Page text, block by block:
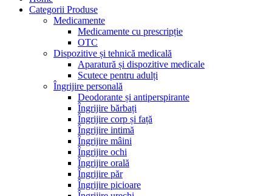
Categorii Produse
Medicamente
Medicamente cu prescripție
OTC
Dispozitive și tehnică medicală
Aparatură și dispozitive medicale
Scutece pentru adulți
Îngrijire personală
Deodorante și antiperspirante
Îngrijire bărbați
Îngrijire corp și față
Îngrijire intimă
Îngrijire mâini
Îngrijire ochi
Îngrijire orală
Îngrijire păr
Îngrijire picioare